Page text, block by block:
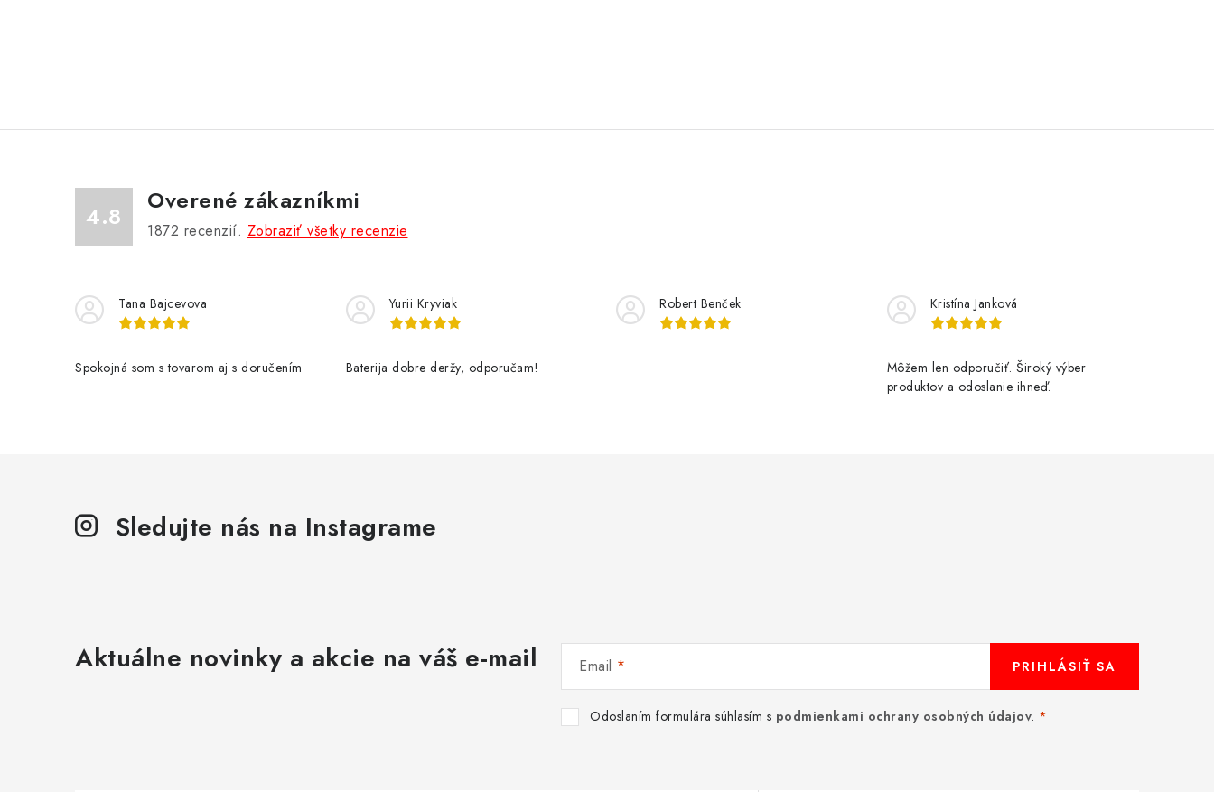
4.8
Overené zákazníkmi
1872 recenzií. Zobraziť všetky recenzie
Tana Bajcevova
Spokojná som s tovarom aj s doručením
Yurii Kryviak
Baterija dobre deržy, odporučam!
Robert Benček Kristína Janková
Môžem len odporučiť. Široký výber
produktov a odoslanie ihneď.
Sledujte nás na Instagrame
Aktuálne novinky a akcie na váš e-mail Email
Odoslaním formulára súhlasím s podmienkami ochrany osobných údajov.
PRIHLÁSIŤ SA